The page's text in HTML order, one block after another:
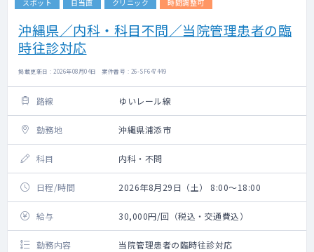
スポット 日当直 クリニック 時間調整可
沖縄県／内科・科目不問／当院管理患者の臨
時往診対応
掲載更新日 : 2026年08月04日 案件番号 : 26-SF647449
路線 ゆいレール線
勤務地 沖縄県浦添市
科目 内科・不問
日程/時間 2026年8月29日（土） 8:00～18:00
給与 30,000円/回（税込・交通費込）
勤務内容 当院管理患者の臨時往診対応